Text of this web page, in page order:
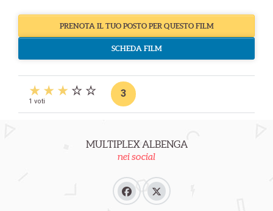
PRENOTA IL TUO POSTO PER QUESTO FILM
SCHEDA FILM
1 voti
3
MULTIPLEX ALBENGA
nei social